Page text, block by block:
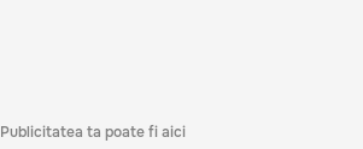
Publicitatea ta poate fi aici